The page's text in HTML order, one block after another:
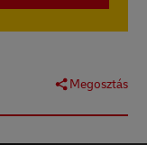
Megosztás